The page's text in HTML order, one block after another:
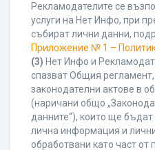
Рекламодателите се
услуги на Нет Инфо, при
събират лични данни,
Приложение № 1 –
(3) Нет Инфо и
спазват Общия регламент,
законодателни актове в
(наричани общо
данните“), които ще
лична информация и
обработвани като част от